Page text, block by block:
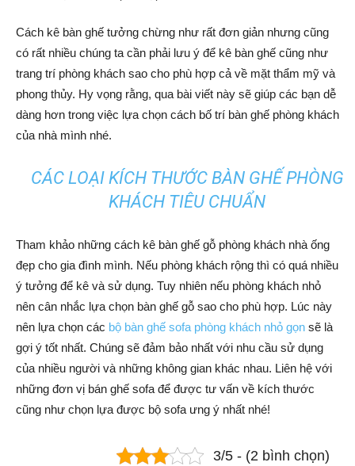
Cách kê bàn ghế tưởng chừng như rất đơn giản nhưng cũng
có rất nhiều chúng ta cần phải lưu ý để kê bàn ghế cũng như
trang trí phòng khách sao cho phù hợp cả về mặt thẩm mỹ và
phong thủy. Hy vọng rằng, qua bài viết này sẽ giúp các bạn dễ
dàng hơn trong việc lựa chọn cách bố trí bàn ghế phòng khách
của nhà mình nhé.
CÁC LOẠI KÍCH THƯỚC BÀN GHẾ PHÒNG
KHÁCH TIÊU CHUẨN
Tham khảo những cách kê bàn ghế gỗ phòng khách nhà ống
đẹp cho gia đình mình. Nếu phòng khách rộng thì có quá nhiều
ý tưởng để kê và sử dụng. Tuy nhiên nếu phòng khách nhỏ
nên cân nhắc lựa chọn bàn ghế gỗ sao cho phù hợp. Lúc này
nên lựa chọn các bộ bàn ghế sofa phòng khách nhỏ gọn sẽ là
gợi ý tốt nhất. Chúng sẽ đảm bảo nhất với nhu cầu sử dụng
của nhiều người và những không gian khác nhau. Liên hệ với
những đơn vị bán ghế sofa để được tư vấn về kích thước
cũng như chọn lựa được bộ sofa ưng ý nhất nhé!
3/5 - (2 bình chọn)